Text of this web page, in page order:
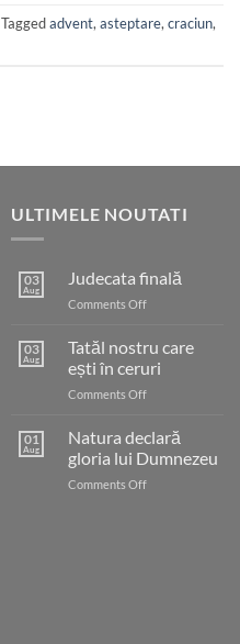
Taggedadvent, asteptare, craciun,
ULTIMELE NOUTATI
03
Aug
Judecata finală
Comments Offon
03
Aug
Tatăl nostru care
ești în ceruri
Comments Offon
nostru
care
ești
în
01
Aug
Natura declară
gloria lui Dumnezeu
Comments Offon